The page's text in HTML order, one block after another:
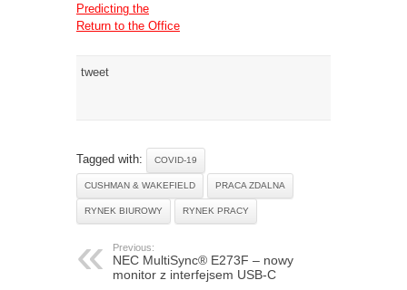
Predicting the
Return to the Office
tweet
Tagged with: COVID-19
CUSHMAN & WAKEFIELD PRACA ZDALNA
RYNEK BIUROWY RYNEK PRACY
Previous:
NEC MultiSync® E273F – nowy
monitor z interfejsem USB-C